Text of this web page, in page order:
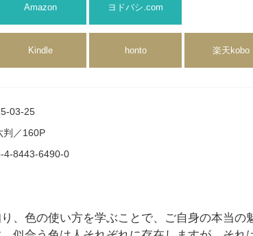
Amazon ヨドバシ.com
Kindle honto 楽天kobo
03-25
判／160P
4-8443-6490-0
、色の使い方を学ぶことで、ご自身の本当の